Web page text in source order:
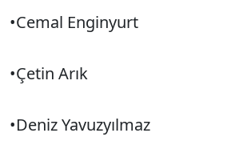
•Cemal Enginyurt
•Çetin Arık
•Deniz Yavuzyılmaz